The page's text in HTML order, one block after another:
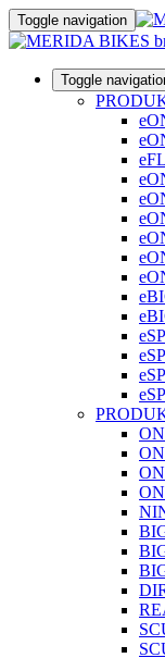
Toggle navigation
Toggle